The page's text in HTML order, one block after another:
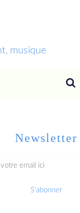
musique
Newsletter